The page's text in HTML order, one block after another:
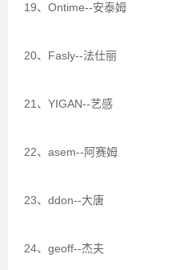
19、Ontime--安泰姆
20、Fasly--法仕丽
21、YIGAN--艺感
22、asem--阿赛姆
23、ddon--大唐
24、geoff--杰夫